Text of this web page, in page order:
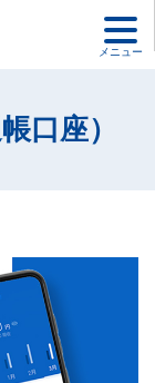
メニュー
口座）